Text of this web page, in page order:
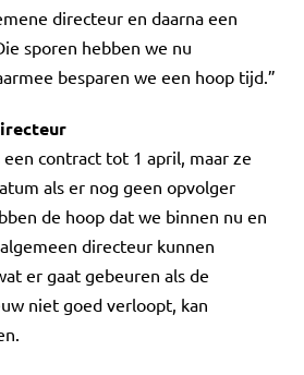
directeur en daarna een
sporen hebben we nu
besparen we een hoop tijd.”
contract tot 1 april, maar ze
als er nog geen opvolger
de hoop dat we binnen nu en
directeur kunnen
er gaat gebeuren als de
niet goed verloopt, kan